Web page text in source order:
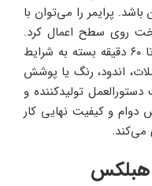
پرایمر را می‌توان با
روی سطح اعمال کرد.
زمان لازم برای خشک شدن بین ۳۰ تا ۶۰ دقیقه بسته به شرایط
اندود، رنگ یا پوشش
تولیدکننده و
و کیفیت نهایی کار
می‌کند.
هبلکس